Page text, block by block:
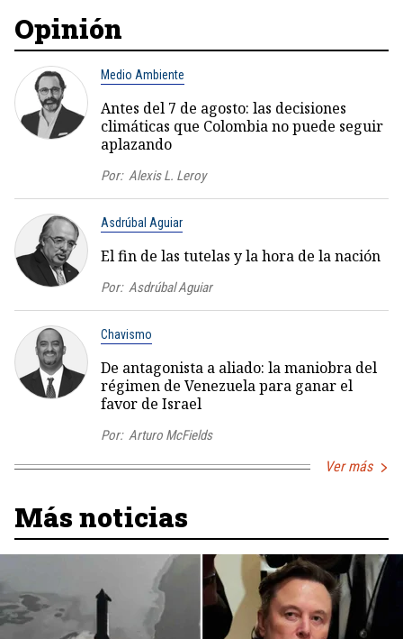
Opinión
Medio Ambiente
Antes del 7 de agosto: las decisiones
climáticas que Colombia no puede seguir
aplazando
Por: Alexis L. Leroy
Asdrúbal Aguiar
El fin de las tutelas y la hora de la nación
Por: Asdrúbal Aguiar
Chavismo
De antagonista a aliado: la maniobra del
régimen de Venezuela para ganar el
favor de Israel
Por: Arturo McFields
Ver más
Más noticias